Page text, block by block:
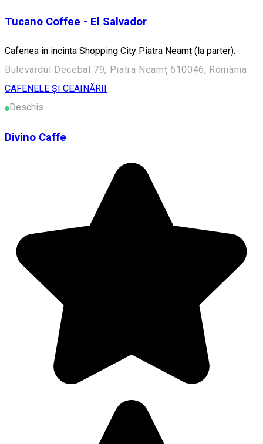
Tucano Coffee - El Salvador
Cafenea in incinta Shopping City Piatra Neamț (la parter).
Bulevardul Decebal 79, Piatra Neamț 610046, România
CAFENELE ȘI CEAINĂRII
Deschis
Divino Caffe